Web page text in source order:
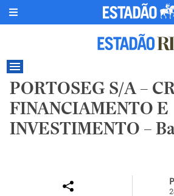
PORTOSEG S/A –
FINANCIAMENTO E
INVESTIMENTO –